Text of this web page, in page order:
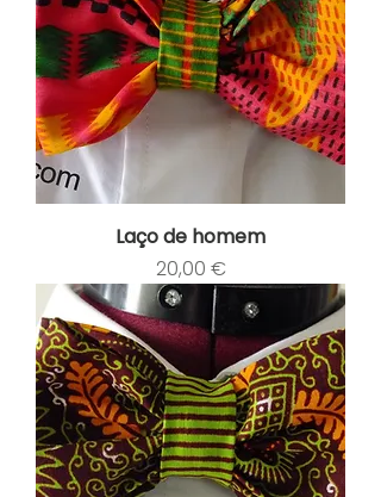
Laço de homem
Preço
20,00 €